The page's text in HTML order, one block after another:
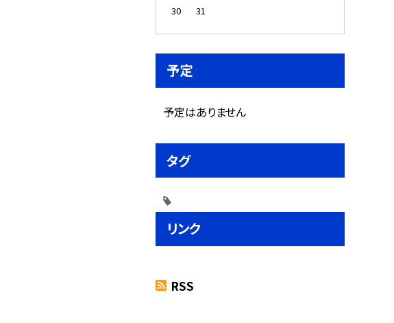
30
31
予定
予定はありません
タグ
リンク
RSS